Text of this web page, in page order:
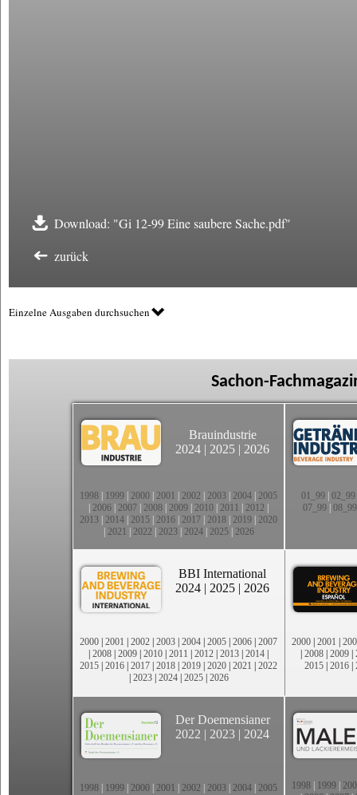
Download: "Gi 12-99 Eine saubere Sache.pdf"
zurück
Einzelne Ausgaben durchsuchen
Sachon-
Brauindustrie
2024 | 2025 | 2026
1998 1999 2000 2001 2002 2003 2004 2005
2006 2007 2008 2009 2010 2011 2012
2013 2014 2015 2016 2017 2018 2019 2020
2021 2022 2023| 2024| 2025| 2026
01_99| 02_99
07_99 08_99
BBI International
2024 | 2025 | 2026
2000 | 2001 | 2002 | 2003 | 2004 | 2005 | 2006 | 2007
| 2008 | 2009 | 2010 | 2011 | 2012 | 2013 | 2014 |
2015 | 2016 | 2017 | 2018 | 2019 | 2020 | 2021 | 2022
| 2023| 2024| 2025| 2026
2000 | 2001 |
| 2008 | 2009 |
2015 | 2016 |
Der Doemensianer
2022 | 2023 | 2024
1998 1999 2000 2001 2002 2003 2004 2005
1998 1999